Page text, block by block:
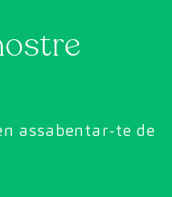
assabentar-te de